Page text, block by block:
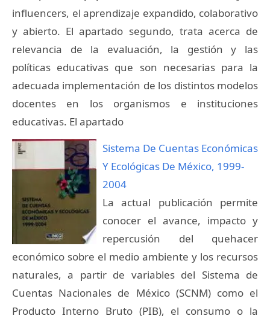
influencers, el aprendizaje expandido, colaborativo
y abierto. El apartado segundo, trata acerca de
relevancia de la evaluación, la gestión y las
políticas educativas que son necesarias para la
adecuada implementación de los distintos modelos
docentes en los organismos e instituciones
educativas. El apartado
Sistema De Cuentas Económicas
Y Ecológicas De México, 1999-
2004
La actual publicación permite
conocer el avance, impacto y
repercusión del quehacer
económico sobre el medio ambiente y los recursos
naturales, a partir de variables del Sistema de
Cuentas Nacionales de México (SCNM) como el
Producto Interno Bruto (PIB), el consumo o la